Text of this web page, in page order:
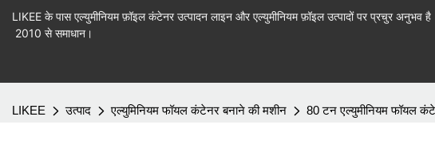
LIKEE के पास एल्युमीनियम फ़ॉइल कंटेनर उत्पादन लाइन और एल्युमीनियम फ़ॉइल उत्पादों पर प्रचुर अनुभव है
2010 से समाधान।
LIKEE उत्पाद एल्युमिनियम फॉयल कंटेनर बनाने की मशीन 80 टन एल्युमीनियम फॉयल